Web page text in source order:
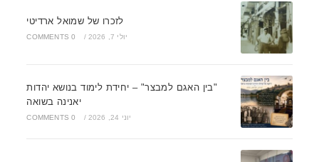
לזכרו של שמואל ארדיטי
יולי 7, 2026 /
0 COMMENTS
"בין האגם למבצר" – יחידת לימוד בנושא יהדות
יאנינה בשואה
יוני 24, 2026 /
0 COMMENTS